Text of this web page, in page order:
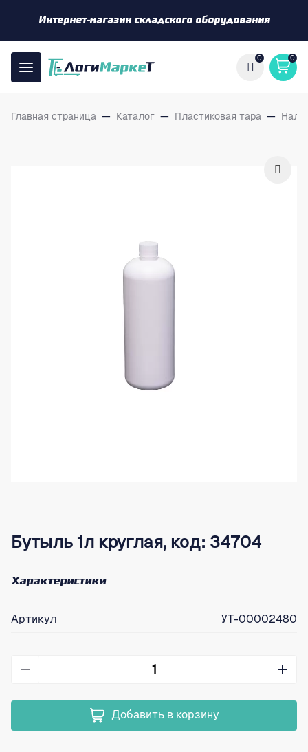
Интернет-магазин складского оборудования
0 0
Главная страница — Каталог — Пластиковая тара —
Бутыль 1л круглая, код: 34704
Характеристики
Артикул УТ-00002480
Добавить в корзину